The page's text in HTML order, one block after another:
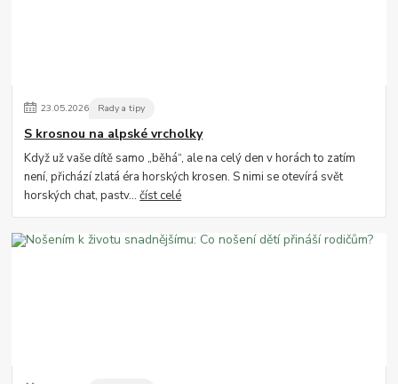
23.05.2026 Rady a tipy
S krosnou na alpské vrcholky
Když už vaše dítě samo „běhá“, ale na celý den v horách to zatím
není, přichází zlatá éra horských krosen. S nimi se otevírá svět
horských chat, pastv...číst celé